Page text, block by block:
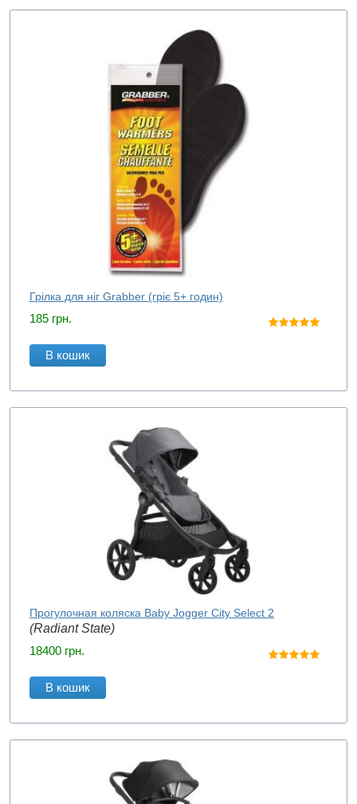
Грілка для ніг Grabber (гріє 5+ годин)
185 грн.
В кошик
Прогулочная коляска Baby Jogger City Select 2
(Radiant State)
18400 грн.
В кошик